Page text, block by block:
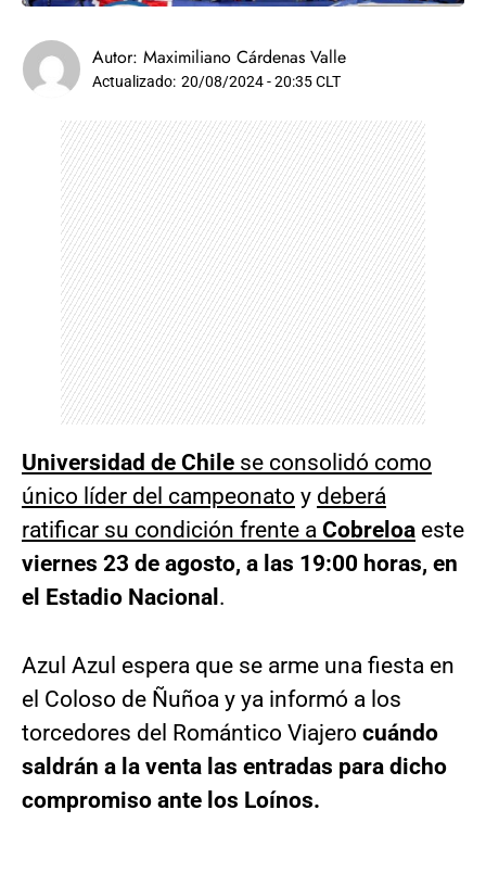
Autor: Maximiliano Cárdenas Valle
Actualizado: 20/08/2024 - 20:35 CLT
Universidad de Chile se consolidó como
único líder del campeonato y deberá
ratificar su condición frente a Cobreloa este
viernes 23 de agosto, a las 19:00 horas, en
el Estadio Nacional .
Azul Azul espera que se arme una fiesta en
el Coloso de Ñuñoa y ya informó a los
torcedores del Romántico Viajero cuándo
saldrán a la venta las entradas para dicho
compromiso ante los Loínos.